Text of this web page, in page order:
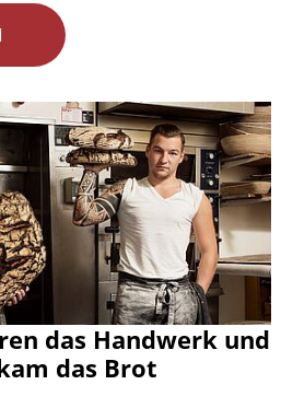
das Handwerk und
das Brot